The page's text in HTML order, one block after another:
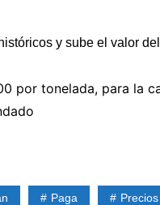
por tonelada, para la
Paga Precios